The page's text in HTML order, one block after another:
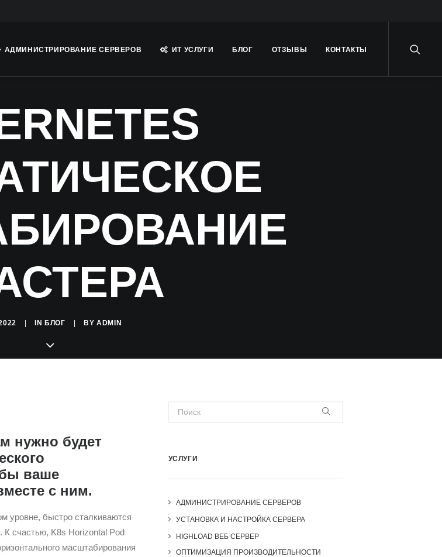
АДМИНИСТРИРОВАНИЕ СЕРВЕРОВ ИТ УСЛУГИ БЛОГ ОТЗЫВЫ КОНТАКТЫ
IN БЛОГ BYADMIN
нужно будет
ваше
с ним.
уровне, быстро сталкиваются
К счастью, K8s Horizontal Pod
масштабирования
УСЛУГИ
АДМИНИСТРИРОВАНИЕ СЕРВЕРОВ
УСТАНОВКА И НАСТРОЙКА СЕРВЕРА
HIGHLOAD ВЕБ СЕРВЕР
ОПТИМИЗАЦИЯ ПРОИЗВОДИТЕЛЬНОСТИ